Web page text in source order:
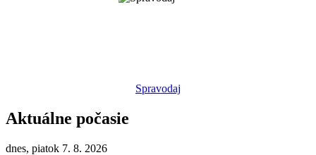
Spravodaj
Aktuálne počasie
dnes, piatok 7. 8. 2026